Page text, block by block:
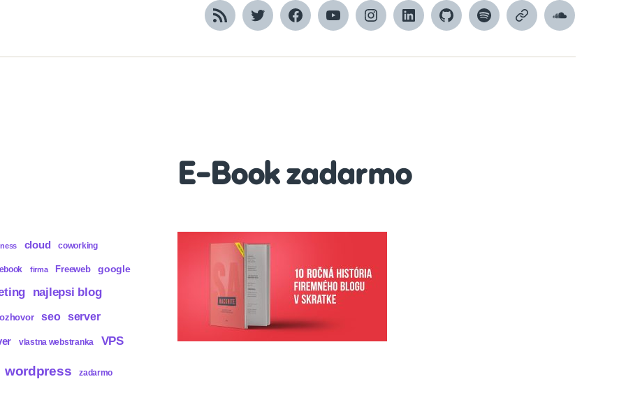
RSS TwitterFacebookYouTubeInstagramLinkedInGitHubSpotifyApple
SoundCloud
cloud coworking
firma Freeweb google
najlepsi blog
seo server
vlastna webstranka VPS
wordpress zadarmo
E-Book zadarmo